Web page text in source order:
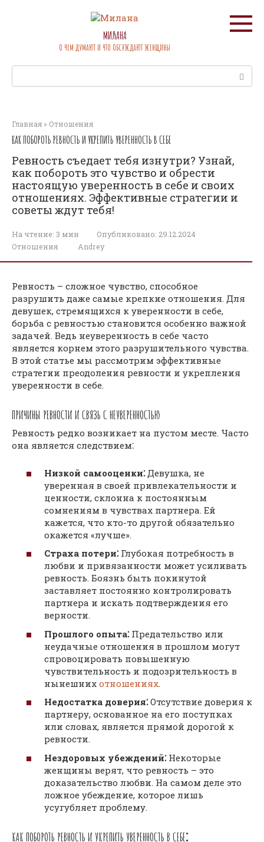
МИЛАНА
О ЧЕМ ДУМАЮТ И ЧТО ОБСУЖДАЮТ ЖЕНЩИНЫ
Главная » Отношения
КАК ПОБОРОТЬ РЕВНОСТЬ И УКРЕПИТЬ УВЕРЕННОСТЬ В СЕБЕ
Ревность съедает тебя изнутри? Узнай,
как побороть это чувство и обрести
настоящую уверенность в себе и своих
отношениях. Эффективные стратегии и
советы ждут тебя!
На чтение: 3 мин Опубликовано: 29.12.2024
Отношения
Andrey
Ревность – сложное чувство, способное
разрушить даже самые крепкие отношения. Для
девушек, стремящихся к уверенности в себе,
борьба с ревностью становится особенно важной
задачей. Ведь неуверенность в себе часто
является корнем этого разрушительного чувства.
В этой статье мы рассмотрим эффективные
стратегии преодоления ревности и укрепления
уверенности в себе.
ПРИЧИНЫ РЕВНОСТИ И СВЯЗЬ С НЕУВЕРЕННОСТЬЮ
Ревность редко возникает на пустом месте. Часто
она является следствием⁚
Низкой самооценки⁚ Девушка, не
уверенная в своей привлекательности и
ценности, склонна к постоянным
сомнениям в чувствах партнера. Ей
кажется, что кто-то другой обязательно
окажется «лучше».
Страха потери⁚ Глубокая потребность в
любви и привязанности может усиливать
ревность. Боязнь быть покинутой
заставляет постоянно контролировать
партнера и искать подтверждения его
верности.
Прошлого опыта⁚ Предательство или
неудачные отношения в прошлом могут
спровоцировать повышенную
чувствительность и подозрительность в
нынешних отношениях
Недостатка доверия⁚ Отсутствие доверия к
партнеру, основанное на его поступках
или словах, является прямой дорогой к
ревности.
Нездоровых убеждений⁚ Некоторые
женщины верят, что ревность – это
доказательство любви. На самом деле это
ложное убеждение, которое лишь
усугубляет проблему.
КАК ПОБОРОТЬ РЕВНОСТЬ И УКРЕПИТЬ УВЕРЕННОСТЬ В СЕБЕ⁚